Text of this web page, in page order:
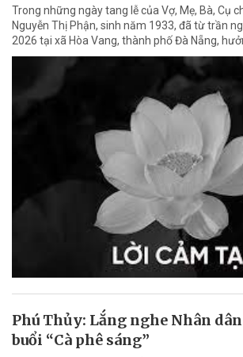
Trong những ngày tang lễ của Vợ, Mẹ, Bà, Cụ
Nguyễn Thị Phận, sinh năm 1933, đã từ trần
2026 tại xã Hòa Vang, thành phố Đà Nẵng,
Phú Thủy: Lắng nghe Nhân
buổi “Cà phê sáng”